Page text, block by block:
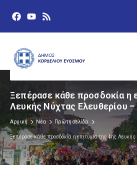
Ξεπέρασε κάθε προσδοκία η
Λευκής Νύχτας Ελευθερίου
Αρχική Νέα Πρώτη σελίδα
Ξεπέρασε κάθε προσδοκία η επιτυχία της 4ης